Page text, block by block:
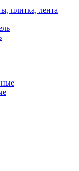
плитка, лента